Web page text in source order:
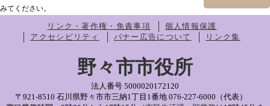
みてください。
リンク・著作権・免責事項
個人情報保護
アクセシビリティ
バナー広告について リンク集
野々市市役所
法人番号 5000020172120
〒921-8510 石川県野々市市三納1丁目1番地 076-227-6000（代表）